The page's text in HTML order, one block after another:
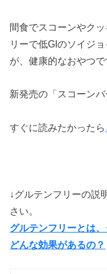
間食でスコーンやク
リーで低GIのソイジ
が、健康的なおやつで
新発売の「スコーン
すぐに読みたかったら
↓グルテンフリーの説
さい。
グルテンフリーとは
どんな効果があるの？